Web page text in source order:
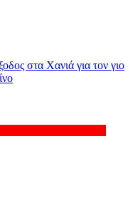
στα Χανιά για τον γιο